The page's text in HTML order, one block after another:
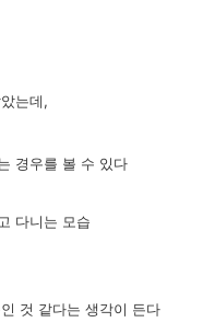
는데,
경우를 볼 수 있다
다니는 모습
것 같다는 생각이 든다